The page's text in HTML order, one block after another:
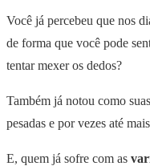
Você já percebeu que nos
de forma que você pode
tentar mexer os dedos?
Também já notou como
pesadas e por vezes até
E, quem já sofre com as